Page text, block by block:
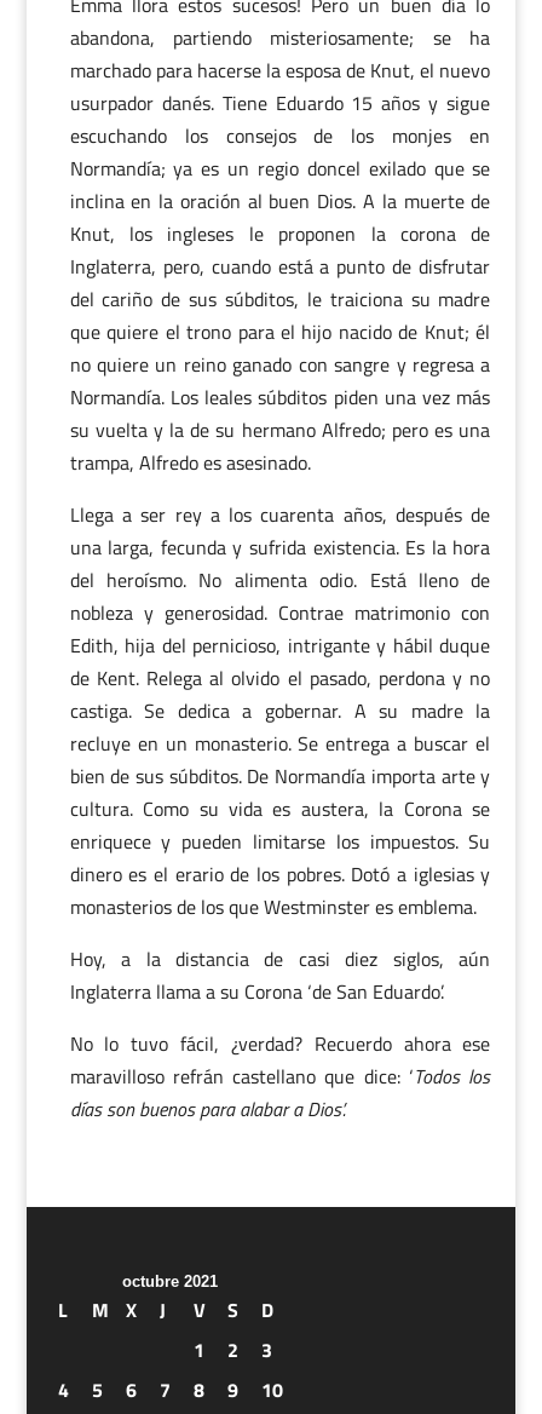
abandona, partiendo misteriosamente; se ha
marchado para hacerse la esposa de Knut, el nuevo
usurpador danés. Tiene Eduardo 15 años y sigue
escuchando los consejos de los monjes en
Normandía; ya es un regio doncel exilado que se
inclina en la oración al buen Dios. A la muerte de
Knut, los ingleses le proponen la corona de
Inglaterra, pero, cuando está a punto de disfrutar
del cariño de sus súbditos, le traiciona su madre
que quiere el trono para el hijo nacido de Knut; él
no quiere un reino ganado con sangre y regresa a
Normandía. Los leales súbditos piden una vez más
su vuelta y la de su hermano Alfredo; pero es una
trampa, Alfredo es asesinado.
Llega a ser rey a los cuarenta años, después de
una larga, fecunda y sufrida existencia. Es la hora
del heroísmo. No alimenta odio. Está lleno de
nobleza y generosidad. Contrae matrimonio con
Edith, hija del pernicioso, intrigante y hábil duque
de Kent. Relega al olvido el pasado, perdona y no
castiga. Se dedica a gobernar. A su madre la
recluye en un monasterio. Se entrega a buscar el
bien de sus súbditos. De Normandía importa arte y
cultura. Como su vida es austera, la Corona se
enriquece y pueden limitarse los impuestos. Su
dinero es el erario de los pobres. Dotó a iglesias y
monasterios de los que Westminster es emblema.
Hoy, a la distancia de casi diez siglos, aún
Inglaterra llama a su Corona ‘de San Eduardo’.
No lo tuvo fácil, ¿verdad? Recuerdo ahora ese
maravilloso refrán castellano que dice: ‘Todos los
días son buenos para alabar a Dios’.
octubre 2021
L M X J V S
D
1
2
3
4
5 6 7 8 9
10